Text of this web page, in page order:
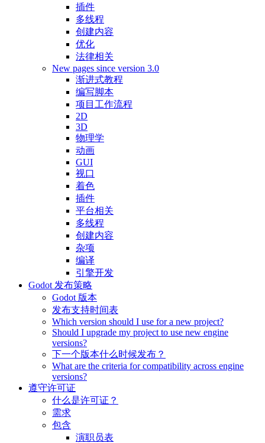
插件
多线程
创建内容
优化
法律相关
New pages since version 3.0
渐进式教程
编写脚本
项目工作流程
2D
3D
物理学
动画
GUI
视口
着色
插件
平台相关
多线程
创建内容
杂项
编译
引擎开发
Godot 发布策略
Godot 版本
发布支持时间表
Which version should I use for a new project?
Should I upgrade my project to use new engine
versions?
下一个版本什么时候发布？
What are the criteria for compatibility across engine
versions?
遵守许可证
什么是许可证？
需求
包含
演职员表